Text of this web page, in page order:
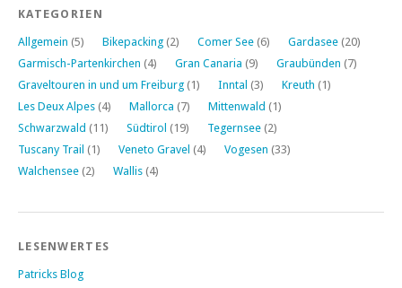
KATEGORIEN
Allgemein (5) Bikepacking (2) Comer See (6) Gardasee (20)
Garmisch-Partenkirchen (4) Gran Canaria (9) Graubünden (7)
Graveltouren in und um Freiburg (1) Inntal (3) Kreuth (1)
Les Deux Alpes (4) Mallorca (7) Mittenwald (1)
Schwarzwald (11) Südtirol (19) Tegernsee (2)
Tuscany Trail (1) Veneto Gravel (4) Vogesen (33)
Walchensee (2) Wallis (4)
LESENWERTES
Patricks Blog